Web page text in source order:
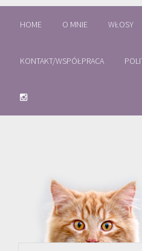
HOME O MNIE WŁOSY
KONTAKT/WSPÓŁPRACA